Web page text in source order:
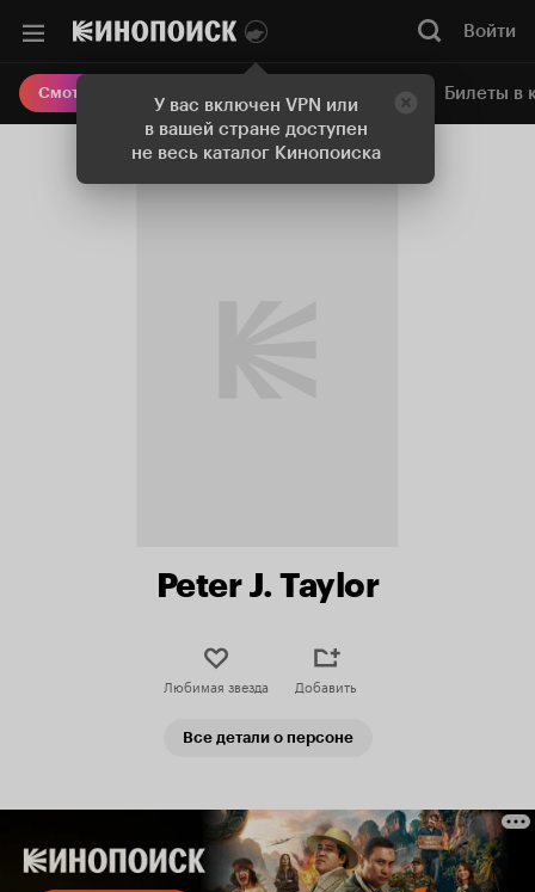
У вас включен VPN или
в вашей стране доступен
не весь каталог Кинопоиска
Войти
Смотреть кино Онлайн-кинотеатр Билеты в
Peter J. Taylor
Любимая звезда Добавить
Все детали о персоне